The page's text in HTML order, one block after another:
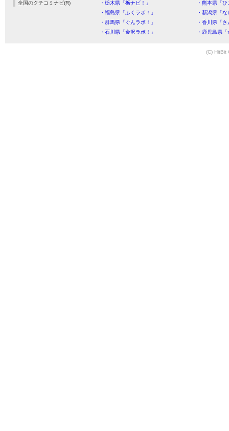
全国のクチコミナビ(R) ・栃木県「栃ナビ！」
・熊本県「
・福島県「ふくラボ！」
・新潟県「
・群馬県「ぐんラボ！」
・香川県「
・石川県「金沢ラボ！」
・鹿児島県
(C) HitBit